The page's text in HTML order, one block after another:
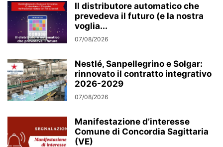
Il distributore automatico che
prevedeva il futuro (e la nostra
voglia...
07/08/2026
Nestlé, Sanpellegrino e Solgar:
rinnovato il contratto integrativo
2026-2029
07/08/2026
Manifestazione d’interesse
Comune di Concordia Sagittaria
(VE)